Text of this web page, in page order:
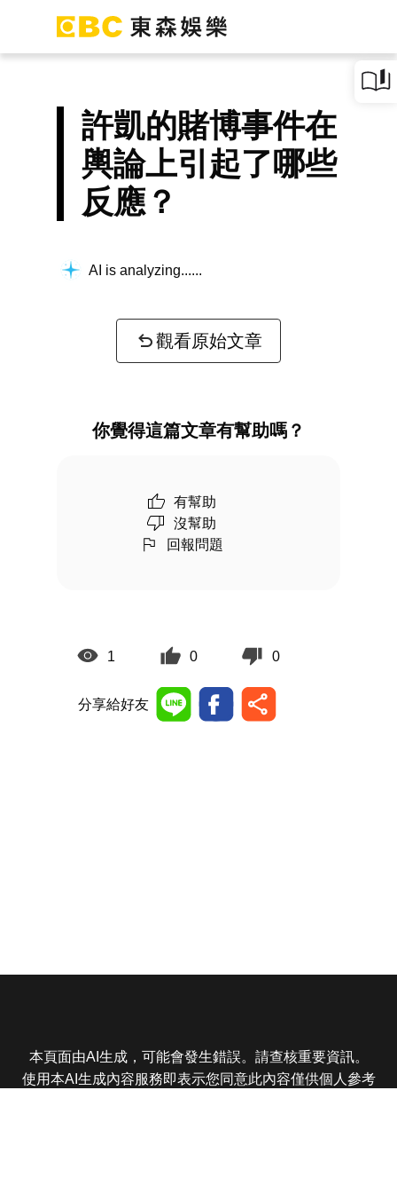
許凱的賭博事件在
輿論上引起了哪些
反應？
AI is analyzing...
觀看原始文章
你覺得這篇文章有幫助嗎？
有幫助
沒幫助
回報問題
1 0 0
分享給好友
本頁面由AI生成，可能會發生錯誤。請查核重要資訊。
使用本AI生成內容服務即表示您同意此內容僅供個人參考